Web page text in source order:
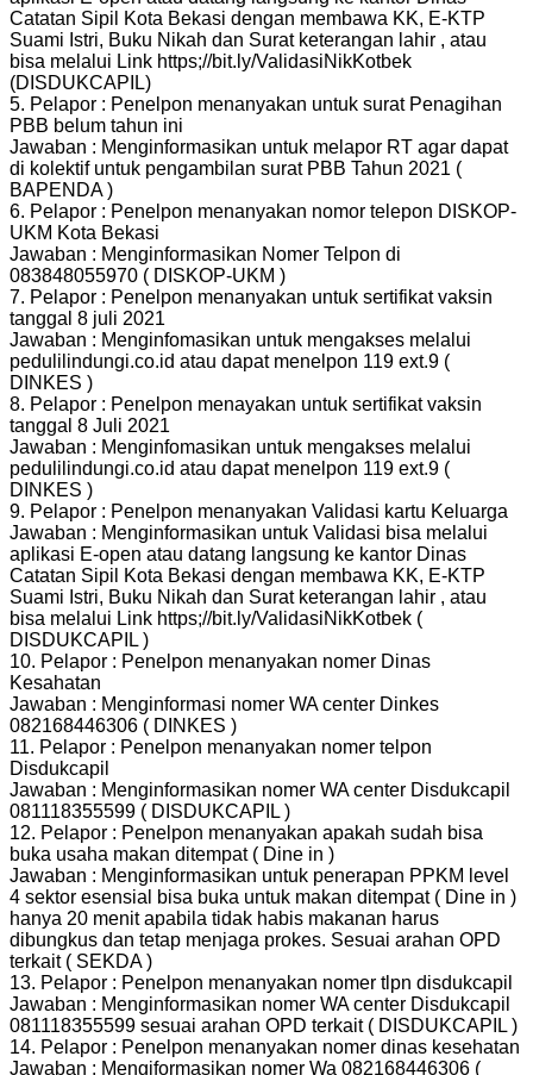
Catatan Sipil Kota Bekasi dengan membawa KK, E-KTP
Suami Istri, Buku Nikah dan Surat keterangan lahir , atau
bisa melalui Link https;//bit.ly/ValidasiNikKotbek
(DISDUKCAPIL)
5. Pelapor : Penelpon menanyakan untuk surat Penagihan
PBB belum tahun ini
Jawaban : Menginformasikan untuk melapor RT agar dapat
di kolektif untuk pengambilan surat PBB Tahun 2021 (
BAPENDA )
6. Pelapor : Penelpon menanyakan nomor telepon DISKOP-
UKM Kota Bekasi
Jawaban : Menginformasikan Nomer Telpon di
083848055970 ( DISKOP-UKM )
7. Pelapor : Penelpon menanyakan untuk sertifikat vaksin
tanggal 8 juli 2021
Jawaban : Menginfomasikan untuk mengakses melalui
pedulilindungi.co.id atau dapat menelpon 119 ext.9 (
DINKES )
8. Pelapor : Penelpon menayakan untuk sertifikat vaksin
tanggal 8 Juli 2021
Jawaban : Menginfomasikan untuk mengakses melalui
pedulilindungi.co.id atau dapat menelpon 119 ext.9 (
DINKES )
9. Pelapor : Penelpon menanyakan Validasi kartu Keluarga
Jawaban : Menginformasikan untuk Validasi bisa melalui
aplikasi E-open atau datang langsung ke kantor Dinas
Catatan Sipil Kota Bekasi dengan membawa KK, E-KTP
Suami Istri, Buku Nikah dan Surat keterangan lahir , atau
bisa melalui Link https;//bit.ly/ValidasiNikKotbek (
DISDUKCAPIL )
10. Pelapor : Penelpon menanyakan nomer Dinas
Kesahatan
Jawaban : Menginformasi nomer WA center Dinkes
082168446306 ( DINKES )
11. Pelapor : Penelpon menanyakan nomer telpon
Disdukcapil
Jawaban : Menginformasikan nomer WA center Disdukcapil
081118355599 ( DISDUKCAPIL )
12. Pelapor : Penelpon menanyakan apakah sudah bisa
buka usaha makan ditempat ( Dine in )
Jawaban : Menginformasikan untuk penerapan PPKM level
4 sektor esensial bisa buka untuk makan ditempat ( Dine in )
hanya 20 menit apabila tidak habis makanan harus
dibungkus dan tetap menjaga prokes. Sesuai arahan OPD
terkait ( SEKDA )
13. Pelapor : Penelpon menanyakan nomer tlpn disdukcapil
Jawaban : Menginformasikan nomer WA center Disdukcapil
081118355599 sesuai arahan OPD terkait ( DISDUKCAPIL )
14. Pelapor : Penelpon menanyakan nomer dinas kesehatan
Jawaban : Mengiformasikan nomer Wa 082168446306 (